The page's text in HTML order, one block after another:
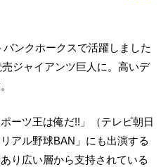
ンクホークスで活躍しました
ジャイアンツ巨人に。高いデ
ーツ王は俺だ!!」（テレビ朝日
アル野球BAN」にも出演する
り広い層から支持されている